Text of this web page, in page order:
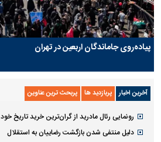
پیاده‌روی جاماندگان اربعین در تهران
آخرین اخبار پربازدید ها پربحث ترین عناوین
رونمایی رئال مادرید از گران‌ترین خرید تاریخ خود
دلیل منتفی شدن بازگشت رضاییان به استقلال